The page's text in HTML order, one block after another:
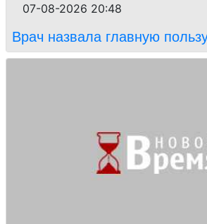
07-08-2026 20:48
Врач назвала главную